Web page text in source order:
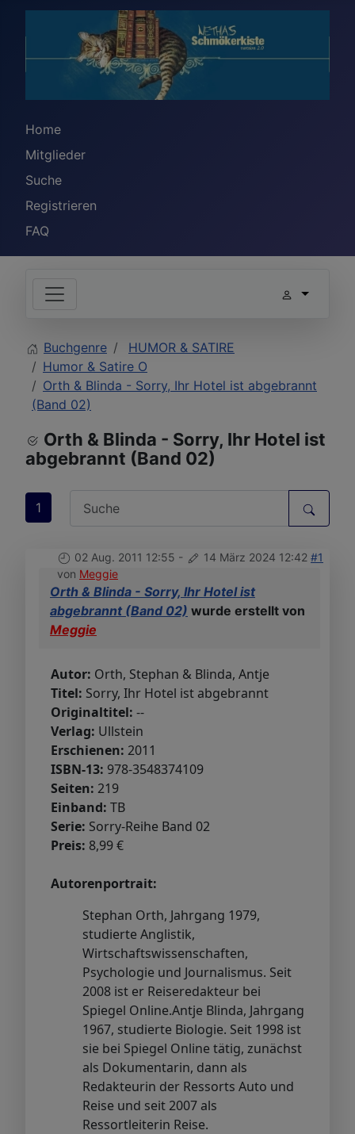
Home
Mitglieder
Suche
Registrieren
FAQ
Buchgenre
HUMOR & SATIRE
Humor & Satire O
Orth & Blinda - Sorry, Ihr Hotel ist abgebrannt
(Band 02)
Orth & Blinda - Sorry, Ihr Hotel ist
abgebrannt (Band 02)
1
02 Aug. 2011 12:55 - 14 März 2024 12:42 #1
von Meggie
Orth & Blinda - Sorry, Ihr Hotel ist
abgebrannt (Band 02) wurde erstellt von
Meggie
Autor: Orth, Stephan & Blinda, Antje
Titel: Sorry, Ihr Hotel ist abgebrannt
Originaltitel: --
Verlag: Ullstein
Erschienen: 2011
ISBN-13: 978-3548374109
Seiten: 219
Einband: TB
Serie: Sorry-Reihe Band 02
Preis: 8,99 €
Autorenportrait:
Stephan Orth, Jahrgang 1979,
studierte Anglistik,
Wirtschaftswissenschaften,
Psychologie und Journalismus. Seit
2008 ist er Reiseredakteur bei
Spiegel Online.Antje Blinda, Jahrgang
1967, studierte Biologie. Seit 1998 ist
sie bei Spiegel Online tätig, zunächst
als Dokumentarin, dann als
Redakteurin der Ressorts Auto und
Reise und seit 2007 als
Ressortleiterin Reise.